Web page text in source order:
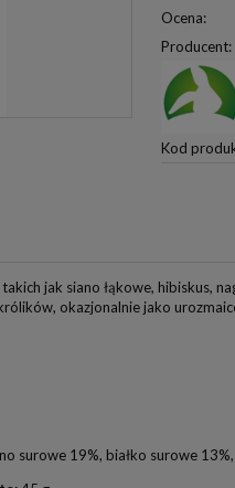
Ocena:
Producent:
Kod
jak siano łąkowe, hibiskus,
okazjonalnie jako
surowe 19%, białko surowe